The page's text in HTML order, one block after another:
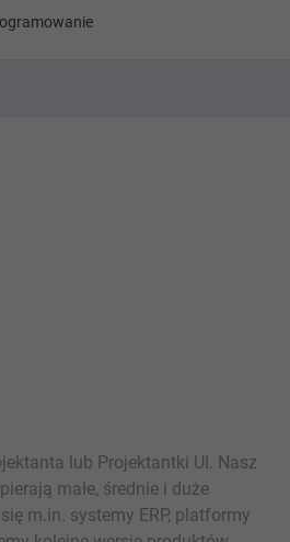
lub Projektantki UI. Nasz
małe, średnie i duże
m.in. systemy ERP, platformy